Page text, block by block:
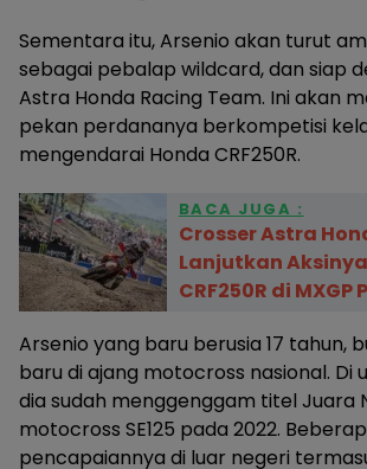
Sementara itu, Arsenio akan turut
sebagai pebalap wildcard, dan siap
Astra Honda Racing Team. Ini akan
pekan perdananya berkompetisi
mengendarai Honda CRF250R.
BACA JUGA :
Crosser Astra
Lanjutkan
CRF250R di
Arsenio yang baru berusia 17 tahun,
baru di ajang motocross nasional. Di
dia sudah menggenggam titel Juara
motocross SE125 pada 2022.
pencapaiannya di luar negeri